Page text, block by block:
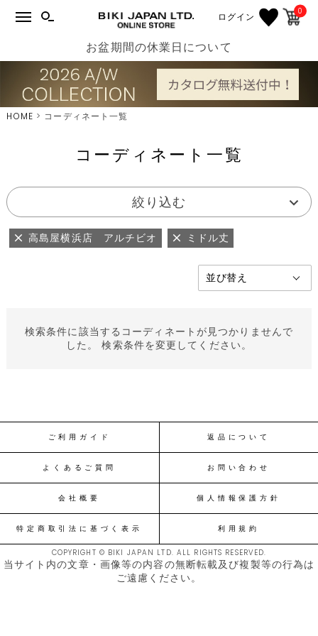
ログイン 0
お盆期間の休業日について
HOME コーディネート一覧
コーディネート一覧
絞り込む
高島屋横浜店 アルチビオ ミドル丈
検索条件に該当するコーディネートが見つかりませんで
した。 検索条件を変更してください。
ご利用ガイド 返品について
よくあるご質問 お問い合わせ
会社概要 個人情報保護方針
特定商取引法に基づく表示 利用規約
COPYRIGHT © BIKI JAPAN LTD. ALL RIGHTS RESERVED.
当サイト内の文章・画像等の内容の無断転載及び複製等の行為は
ご遠慮ください。